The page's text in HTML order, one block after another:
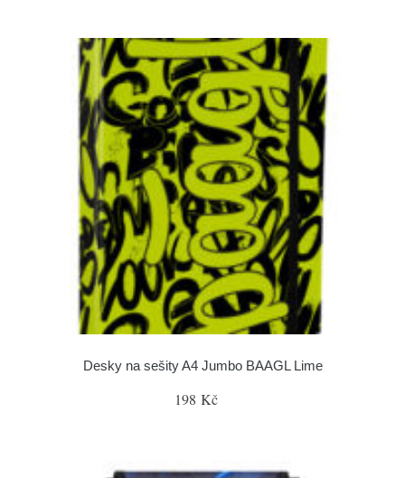
Desky na sešity A4 Jumbo BAAGL Lime
198 Kč